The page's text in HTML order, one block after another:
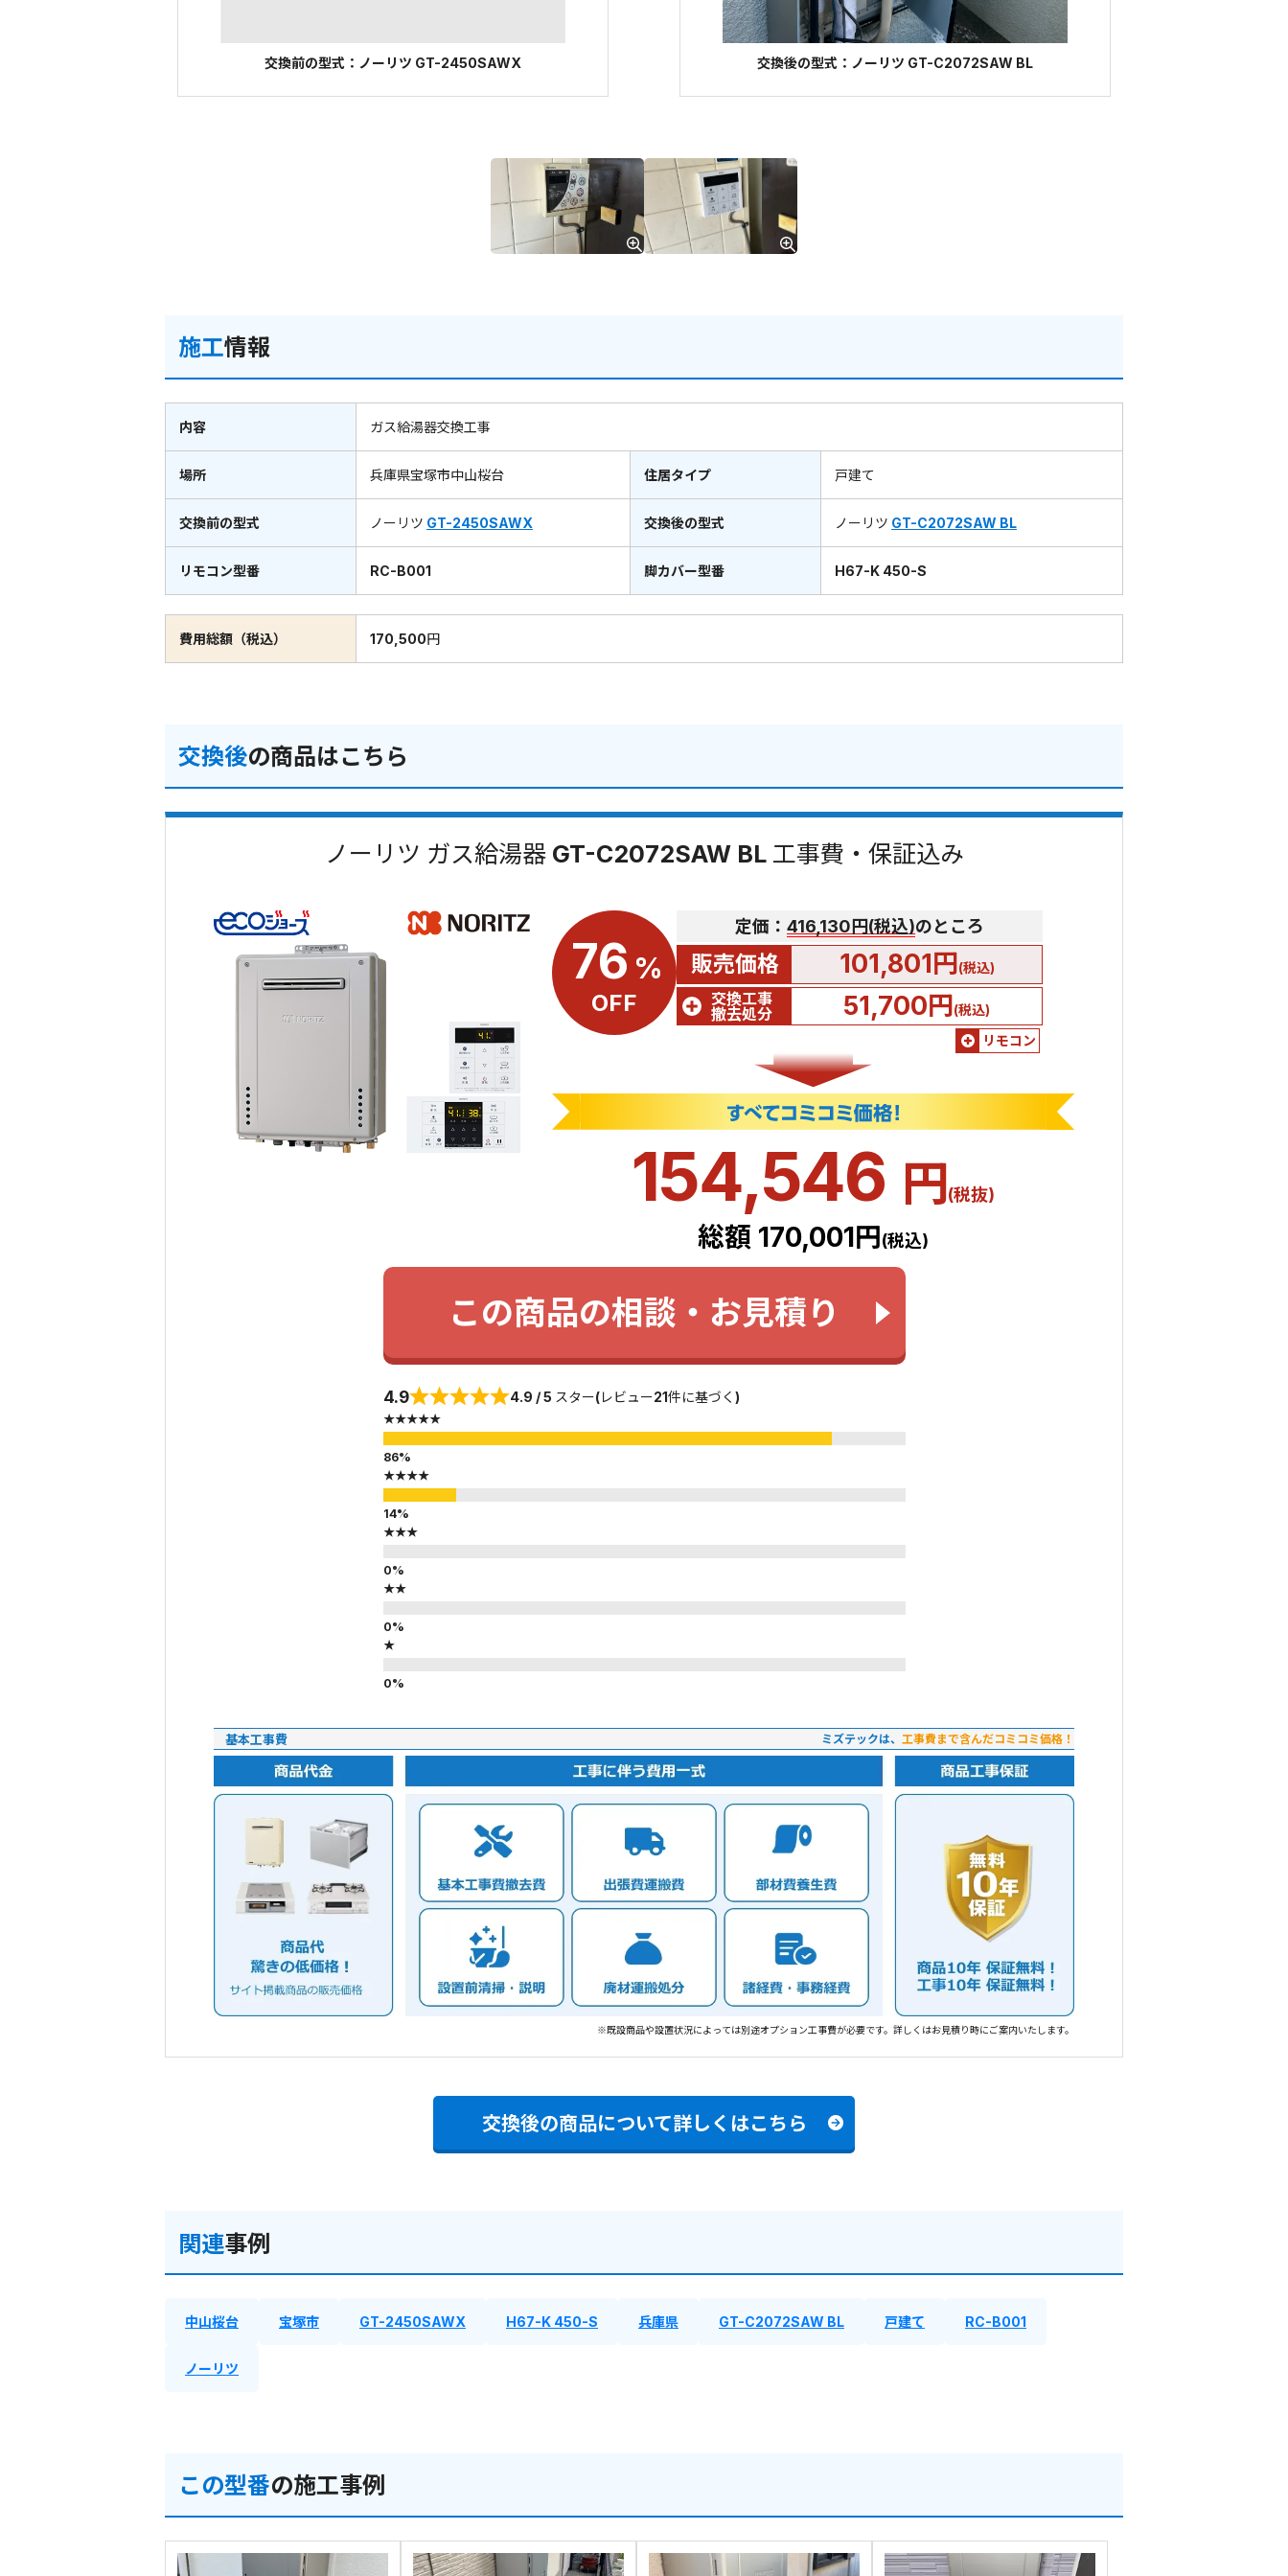
交換前の型式：ノーリツ GT-2450SAWX 交換後の型式：ノーリツ GT-C2072SAW BL
施工情報
内容 ガス給湯器交換工事
場所 兵庫県宝塚市中山桜台 住居タイプ 戸建て
交換前の型式 ノーリツ GT-2450SAWX 交換後の型式 ノーリツ GT-C2072SAW BL
リモコン型番 RC-B001 脚カバー型番 H67-K 450-S
費用総額（税込） 170,500円
交換後の商品はこちら
ノーリツ ガス給湯器 GT-C2072SAW BL 工事費・保証込み
76 %
OFF
定価： 416,130円(税込)のところ
販売価格 101,801円(税込)
交換工事
撤去処分
51,700円(税込)
リモコン
154,546 円(税抜)
総額 170,001円(税込)
この商品の相談・お見積り
4.9 4.9 / 5 スター(レビュー21件に基づく)
★★★★★
★★★★
★★★
★★
★
基本工事費 ミズテックは、 工事費まで含んだコミコミ価格！
※既設商品や設置状況によっては別途オプション工事費が必要です。詳しくはお見積り時にご案内いたします。
交換後の商品について詳しくはこちら
関連事例
中山桜台 宝塚市 GT-2450SAWX H67-K 450-S 兵庫県 GT-C2072SAW BL 戸建て RC-B001
ノーリツ
この型番の施工事例